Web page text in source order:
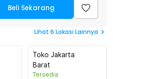
Beli Sekarang
Lihat 6 Lokasi Lainnya
Toko Jakarta
Barat
Tersedia